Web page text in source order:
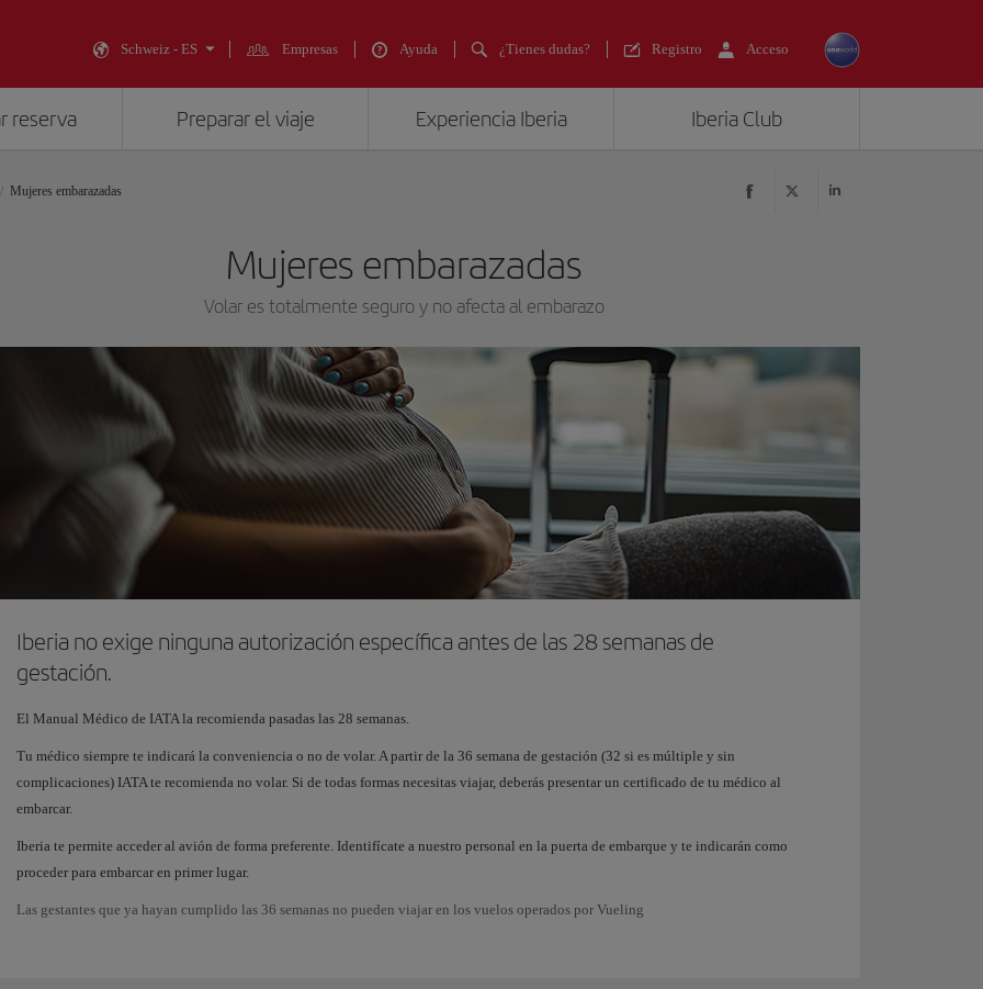
Schweiz - ES Empresas Ayuda ¿Tienes dudas? Registro Acceso
reserva Preparar el viaje Experiencia Iberia Iberia Club
Mujeres embarazadas
Mujeres embarazadas
Volar es totalmente seguro y no afecta al embarazo
Iberia no exige ninguna autorización específica antes de las 28 semanas de
gestación.
El Manual Médico de IATA la recomienda pasadas las 28 semanas.
Tu médico siempre te indicará la conveniencia o no de volar. A partir de la 36 semana de gestación (32 si es múltiple y sin
complicaciones) IATA te recomienda no volar. Si de todas formas necesitas viajar, deberás presentar un certificado de tu médico al
embarcar.
Iberia te permite acceder al avión de forma preferente. Identifícate a nuestro personal en la puerta de embarque y te indicarán como
proceder para embarcar en primer lugar.
Las gestantes que ya hayan cumplido las 36 semanas no pueden viajar en los vuelos operados por Vueling